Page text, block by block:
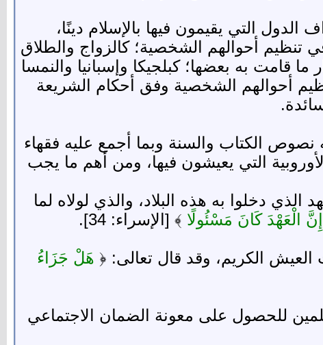
التي يقيمون فيها بالإسلام دينًا،
تنظيم أحوالهم الشخصية؛ كالزواج والطلاق
قامت به بعضها؛ كبلجيكا وإسبانيا والنمسا
أحوالهم الشخصية وفق أحكام الشريعة
نصوص الكتاب والسنة وبما أجمع عليه فقهاء
التي يعيشون فيها، ومن أهم ما يجب
دخلوا به هذه البلاد، والذي لولاه لما
إِنَّ الْعَهْدَ كَانَ مَسْئُولًا ﴾ [الإسراء: 34].
العيش الكريم، وقد قال تعالى: ﴿ هَلْ جَزَاءُ
للحصول على معونة الضمان الاجتماعي